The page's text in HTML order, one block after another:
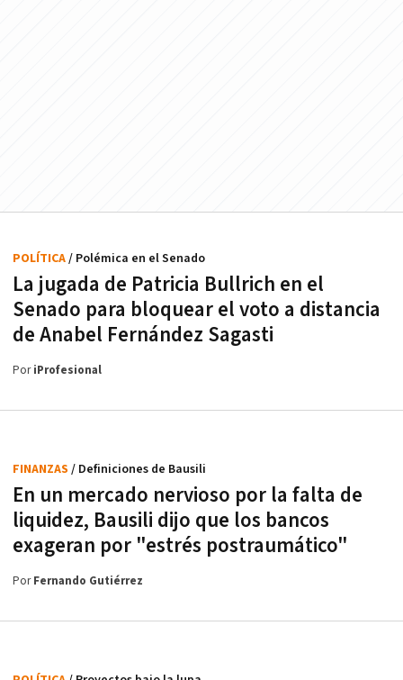
La jugada de Patricia Bullrich en el
Senado para bloquear el voto a distancia
de Anabel Fernández Sagasti
POLÍTICA/ Polémica en el Senado
PoriProfesional
En un mercado nervioso por la falta de
liquidez, Bausili dijo que los bancos
exageran por "estrés postraumático"
FINANZAS / Definiciones de Bausili
PorFernando Gutiérrez